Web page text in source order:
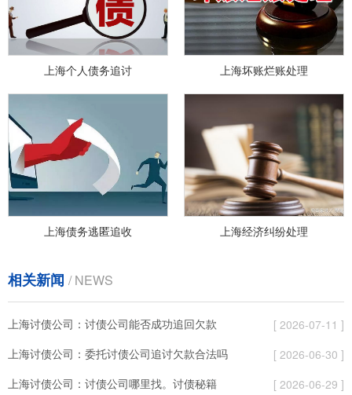
上海个人债务追讨 上海坏账烂账处理
上海债务逃匿追收 上海经济纠纷处理
相关新闻 / NEWS
上海讨债公司：讨债公司能否成功追回欠款
[ 2026-07-11 ]
上海讨债公司：委托讨债公司追讨⽋款合法吗
[ 2026-06-30 ]
上海讨债公司：讨债公司哪里找。讨债秘籍
[ 2026-06-29 ]